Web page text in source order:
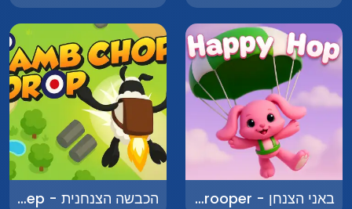
באני הצנחן - Bunny Paratrooper הכבשה הצנחנית - The Parachuting Sheep